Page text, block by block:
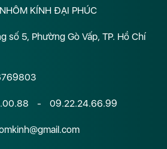
KÍNH ĐẠI PHÚC
số 5, Phường Gò Vấp, TP. Hồ Chí
- 09.22.24.66.99